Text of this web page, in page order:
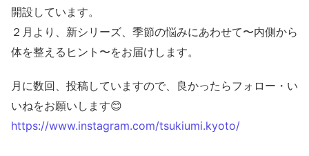
開設しています。
２月より、新シリーズ、季節の悩みにあわせて〜内側から
体を整えるヒント〜をお届けします。
月に数回、投稿していますので、良かったらフォロー・い
いねをお願いします😊
https://www.instagram.com/tsukiumi.kyoto/